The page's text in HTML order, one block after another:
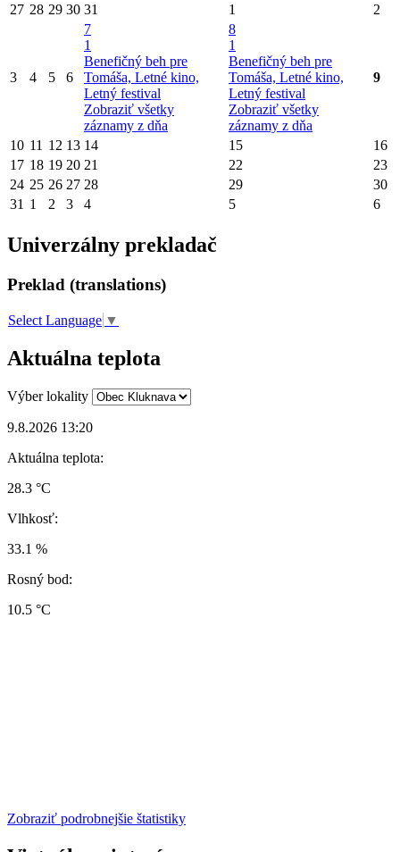
27 28 29 30 31 1 2
3 4 5 6
7
1
Benefičný beh pre
Tomáša, Letné kino,
Letný festival
Zobraziť všetky
záznamy z dňa
8
1
Benefičný beh pre
Tomáša, Letné kino,
Letný festival
Zobraziť všetky
záznamy z dňa
9
10 11 12 13 14 15
16
17 18 19 20 21 22
23
24 25 26 27 28 29
30
31 1 2 3 4 5 6
Univerzálny prekladač
Preklad (translations)
Select Language ▼
Aktuálna teplota
Výber lokality
9.8.2026 13:20
Aktuálna teplota:
28.3 °C
Vlhkosť:
33.1 %
Rosný bod:
10.5 °C
Zobraziť podrobnejšie štatistiky